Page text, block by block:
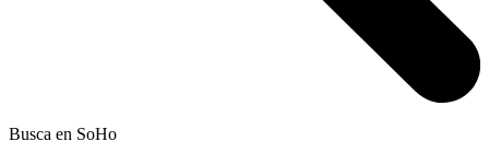
Busca en SoHo